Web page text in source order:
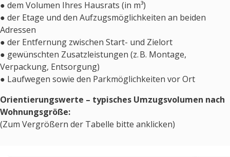
● dem Volumen Ihres Hausrats (in m³)
● der Etage und den Aufzugsmöglichkeiten an beiden
Adressen
● der Entfernung zwischen Start- und Zielort
● gewünschten Zusatzleistungen (z. B. Montage,
Verpackung, Entsorgung)
● Laufwegen sowie den Parkmöglichkeiten vor Ort
Orientierungswerte – typisches Umzugsvolumen nach
Wohnungsgröße:
(Zum Vergrößern der Tabelle bitte anklicken)